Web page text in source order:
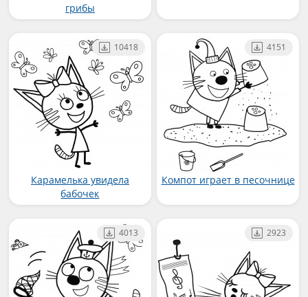
грибы
Карамелька увидела
бабочек
10418
Компот играет в песочнице
4151
4013 2923